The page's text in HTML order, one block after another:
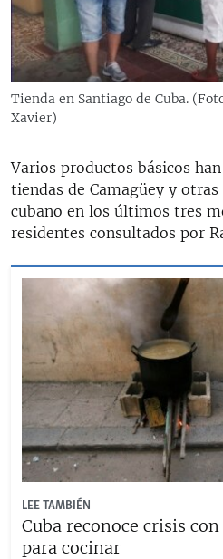
RADIO MARTÍ
ESPECIALES
ESPECIALES
LA REALIDAD DE LA VIVIENDA
KENTU-CUBANO
LOS SANTOS DE HIALEAH
DESINFORMACIÓN RUSA EN
LA INVASIÓN DE RUSIA A
MULTIMEDIA
EDITORIALES
SÍGUENOS
Tienda en Santiago de Cuba.
Xavier)
Varios productos básicos
tiendas de Camagüey y
cubano en los últimos tres
residentes consultados por
LEE TAMBIÉN
Cuba reconoce crisis
para cocinar